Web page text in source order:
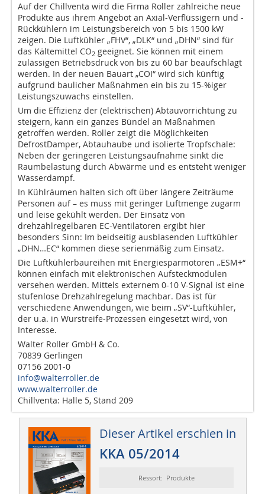
Auf der Chillventa wird die Firma Roller zahlreiche neue
Produkte aus ihrem Angebot an Axial-Verflüssigern und -
Rückkühlern im Leistungsbereich von 5 bis 1500 kW
zeigen. Die Luftkühler „FHV“, „DLK“ und „DHN“ sind für
das Kältemittel CO2 geeignet. Sie können mit einem
zulässigen Betriebsdruck von bis zu 60 bar beaufschlagt
werden. In der neuen Bauart „COI“ wird sich künftig
aufgrund baulicher Maßnahmen ein bis zu 15-%iger
Leistungszuwachs einstellen.
Um die Effizienz der (elektrischen) Abtauvorrichtung zu
steigern, kann ein ganzes Bündel an Maßnahmen
getroffen werden. Roller zeigt die Möglichkeiten
DefrostDamper, Abtauhaube und isolierte Tropfschale:
Neben der geringeren Leistungsaufnahme sinkt die
Raumbelastung durch Abwärme und es entsteht weniger
Wasserdampf.
In Kühlräumen halten sich oft über längere Zeiträume
Personen auf – es muss mit geringer Luftmenge zugarm
und leise gekühlt werden. Der Einsatz von
drehzahlregelbaren EC-Ventilatoren ergibt hier
besonders Sinn: Im beidseitig ausblasenden Luftkühler
„DHN…EC“ kommen diese serienmäßig zum Einsatz.
Die Luftkühlerbaureihen mit Energiesparmotoren „ESM+“
können einfach mit elektronischen Aufsteckmodulen
versehen werden. Mittels externem 0-10 V-Signal ist eine
stufenlose Drehzahlregelung machbar. Das ist für
verschiedene Anwendungen, wie beim „SV“-Luftkühler,
der u.a. in Wurstreife-Prozessen eingesetzt wird, von
Interesse.
Walter Roller GmbH & Co.
70839 Gerlingen
07156 2001-0
info@walterroller.de
www.walterroller.de
Chillventa: Halle 5, Stand 209
Dieser Artikel erschien in
KKA 05/2014
Ressort: Produkte